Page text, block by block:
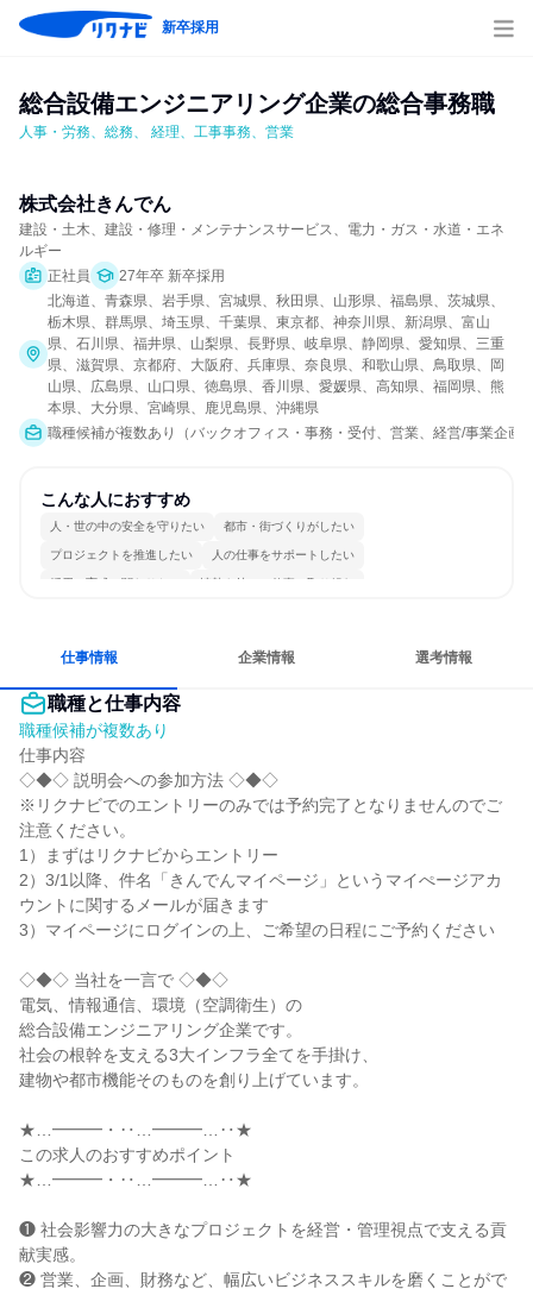
新卒採用
総合設備エンジニアリング企業の総合事務職
人事・労務、総務、 経理、工事事務、営業
株式会社きんでん
建設・土木、建設・修理・メンテナンスサービス、電力・ガス・水道・エネ
ルギー
正社員
27年卒 新卒採用
北海道、青森県、岩手県、宮城県、秋田県、山形県、福島県、茨城県、
栃木県、群馬県、埼玉県、千葉県、東京都、神奈川県、新潟県、富山
県、石川県、福井県、山梨県、長野県、岐阜県、静岡県、愛知県、三重
県、滋賀県、京都府、大阪府、兵庫県、奈良県、和歌山県、鳥取県、岡
山県、広島県、山口県、徳島県、香川県、愛媛県、高知県、福岡県、熊
本県、大分県、宮崎県、鹿児島県、沖縄県
職種候補が複数あり（バックオフィス・事務・受付、営業、経営/事業企画
こんな人におすすめ
人・世の中の安全を守りたい 都市・街づくりがしたい
プロジェクトを推進したい 人の仕事をサポートしたい
採用・育成に関わりたい 情熱を持って仕事に取り組む
仕事情報 企業情報 選考情報
職種と仕事内容
職種候補が複数あり
仕事内容
◇◆◇ 説明会への参加方法 ◇◆◇
※リクナビでのエントリーのみでは予約完了となりませんのでご
注意ください。
1）まずはリクナビからエントリー
2）3/1以降、件名「きんでんマイページ」というマイぺージアカ
ウントに関するメールが届きます
3）マイページにログインの上、ご希望の日程にご予約ください
◇◆◇ 当社を一言で ◇◆◇
電気、情報通信、環境（空調衛生）の
総合設備エンジニアリング企業です。
社会の根幹を支える3大インフラ全てを手掛け、
建物や都市機能そのものを創り上げています。
★…━━━・‥…━━━…‥★
この求人のおすすめポイント
★…━━━・‥…━━━…‥★
❶ 社会影響力の大きなプロジェクトを経営・管理視点で支える貢
献実感。
❷ 営業、企画、財務など、幅広いビジネススキルを磨くことがで